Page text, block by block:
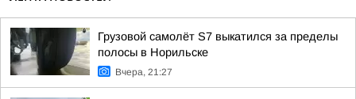
Грузовой самолёт S7 выкатился за пределы
полосы в Норильске
Вчера, 21:27